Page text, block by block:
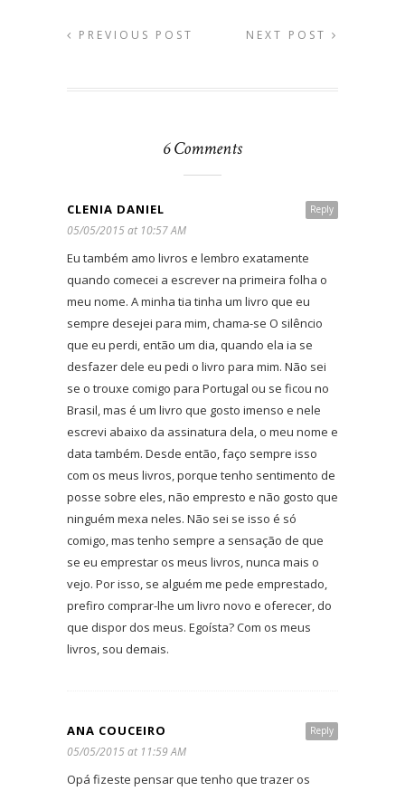
PREVIOUS POST NEXT POST
6 Comments
Reply
CLENIA DANIEL
05/05/2015 at 10:57 AM
Eu também amo livros e lembro exatamente
quando comecei a escrever na primeira folha o
meu nome. A minha tia tinha um livro que eu
sempre desejei para mim, chama-se O silêncio
que eu perdi, então um dia, quando ela ia se
desfazer dele eu pedi o livro para mim. Não sei
se o trouxe comigo para Portugal ou se ficou no
Brasil, mas é um livro que gosto imenso e nele
escrevi abaixo da assinatura dela, o meu nome e
data também. Desde então, faço sempre isso
com os meus livros, porque tenho sentimento de
posse sobre eles, não empresto e não gosto que
ninguém mexa neles. Não sei se isso é só
comigo, mas tenho sempre a sensação de que
se eu emprestar os meus livros, nunca mais o
vejo. Por isso, se alguém me pede emprestado,
prefiro comprar-lhe um livro novo e oferecer, do
que dispor dos meus. Egoísta? Com os meus
livros, sou demais.
Reply
ANA COUCEIRO
05/05/2015 at 11:59 AM
Opá fizeste pensar que tenho que trazer os